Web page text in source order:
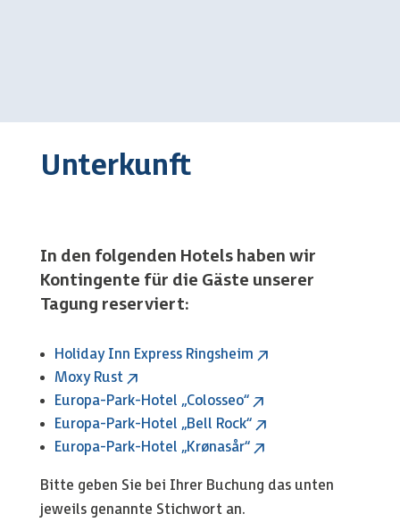
Unterkunft
In den folgenden Hotels haben wir
Kontingente für die Gäste unserer
Tagung reserviert:
Holiday Inn Express Ringsheim
Moxy Rust
Europa-Park-Hotel „Colosseo“
Europa-Park-Hotel „Bell Rock“
Europa-Park-Hotel „Krønasår“
Bitte geben Sie bei Ihrer Buchung das unten
jeweils genannte Stichwort an.